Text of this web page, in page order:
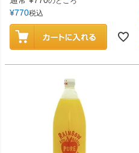
¥770税込